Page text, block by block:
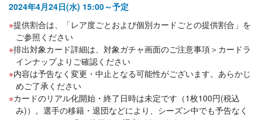
2024年4月24日(水) 15:00～予定
提供割合は、「レア度ごとおよび個別カードごとの提供割合」を
ご参照ください
排出対象カード詳細は、対象ガチャ画面のご注意事項＞カードラ
インナップよりご確認ください
内容は予告なく変更・中止となる可能性がございます。あらかじ
めご了承ください
カードのリアル化開始・終了日時は未定です（1枚100円(税込
み)）。選手の移籍・退団などにより、シーズン中でも予告なく